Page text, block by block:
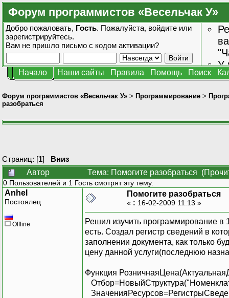
Форум программистов «Весельчак У»
Добро пожаловать, Гость. Пожалуйста, войдите или
зарегистрируйтесь.
Вам не пришло письмо с кодом активации?
У
Начало Наши сайты Правила Помощь Поиск
Форум программистов «Весельчак У» > Программирование >
разобраться
Страниц: [1] Вниз
Автор
Тема: Помогите разобраться
0 Пользователей и 1 Гость смотрят эту тему.
Anhel
Постоялец
Offline
Помогите разобраться
« : 16-02-2009 11:13 »
Решил изучить программирование в
есть. Создал регистр сведений в
заполнении документа, как только
цену данной услуги(последнюю
Функция